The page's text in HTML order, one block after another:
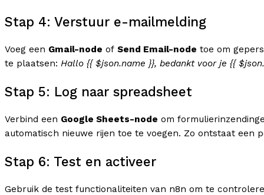
Stap 4: Verstuur e-mailmelding
Voeg een Gmail-node of Send Email-node toe om
te plaatsen: Hallo {{ $json.name }}, bedankt voor je {{
Stap 5: Log naar spreadsheet
Verbind een Google Sheets-node om
automatisch nieuwe rijen toe te voegen. Zo ontstaat
Stap 6: Test en activeer
Gebruik de test functionaliteiten van n8n om te